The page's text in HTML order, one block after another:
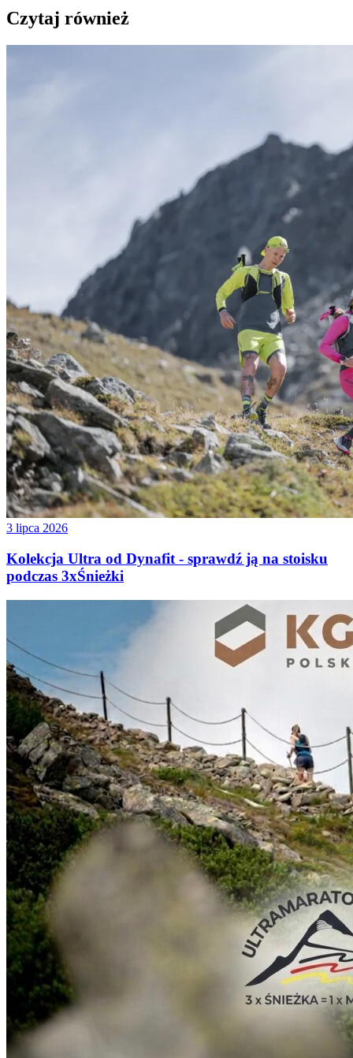
Czytaj również
3 lipca 2026
Kolekcja Ultra od Dynafit - sprawdź ją na stoisku
podczas 3xŚnieżki